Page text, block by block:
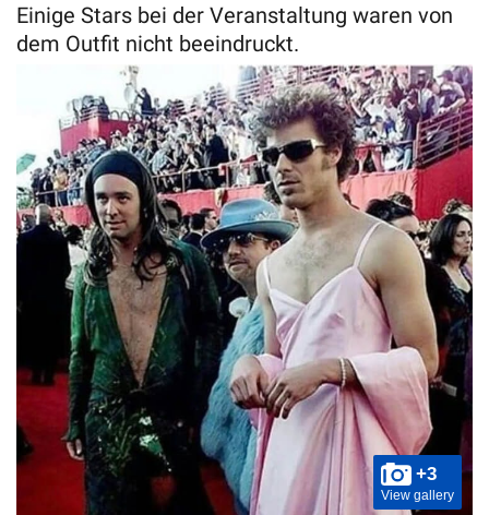
Einige Stars bei der Veranstaltung waren von
dem Outfit nicht beeindruckt.
+3
View gallery